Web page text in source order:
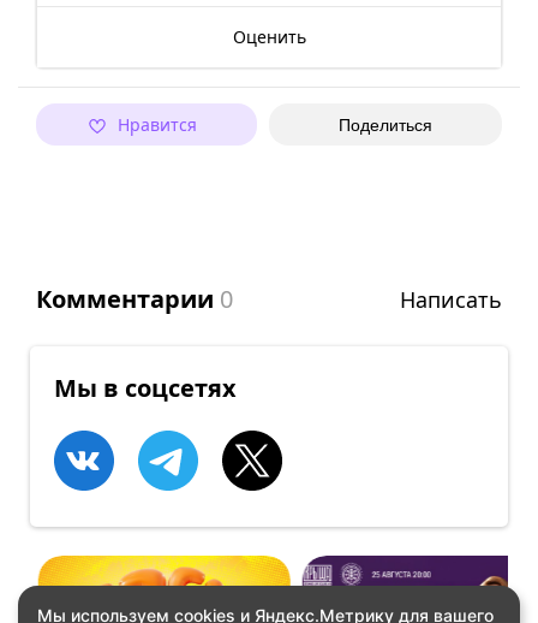
Мы используем cookies и Яндекс.Метрику для вашего
Оценить
Нравится Поделиться
Комментарии 0 Написать
Мы в соцсетях